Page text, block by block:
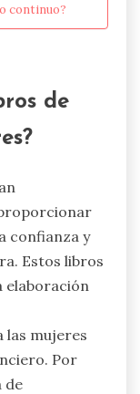
continuo?
de
confianza y
Estos libros
elaboración
las mujeres
Por
de